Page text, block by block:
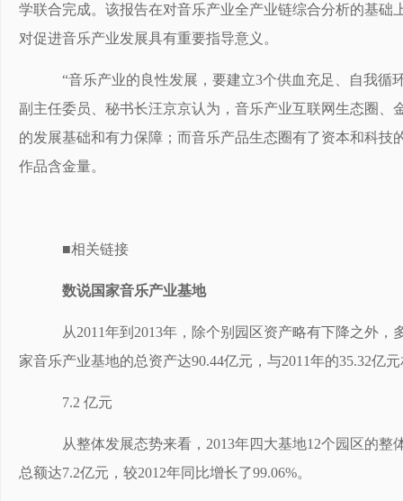
学联合完成。该报告在对音乐产业全产业链综合分析的基础
对促进音乐产业发展具有重要指导意义。
“音乐产业的良性发展，要建立3个供血充足、自我循
副主任委员、秘书长汪京京认为，音乐产业互联网生态圈、
的发展基础和有力保障；而音乐产品生态圈有了资本和科
作品含金量。
■相关链接
数说国家音乐产业基地
从2011年到2013年，除个别园区资产略有下降之外，
家音乐产业基地的总资产达90.44亿元，与2011年的35.32亿
7.2 亿元
从整体发展态势来看，2013年四大基地12个园区的整
总额达7.2亿元，较2012年同比增长了99.06%。